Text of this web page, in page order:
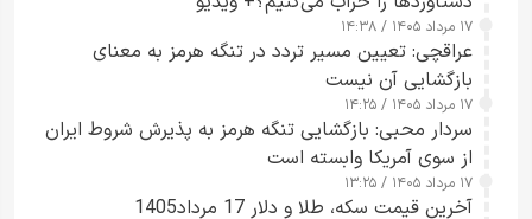
۱۷ مرداد ۱۴۰۵ / ۱۴:۳۸
عراقچی: تعیین مسیر تردد در تنگه هرمز به معنای
بازگشایی آن نیست
۱۷ مرداد ۱۴۰۵ / ۱۴:۲۵
سردار محبی: بازگشایی تنگه هرمز به پذیرش شروط ایران
از سوی آمریکا وابسته است
۱۷ مرداد ۱۴۰۵ / ۱۳:۲۵
آخرین قیمت سکه، طلا و دلار 17 مرداد1405